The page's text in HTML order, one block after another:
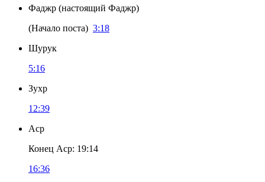
Фаджр (настоящий Фаджр)
(Начало поста) 3:18
Шурук
5:16
Зухр
12:39
Аср
Конец Аср: 19:14
16:36